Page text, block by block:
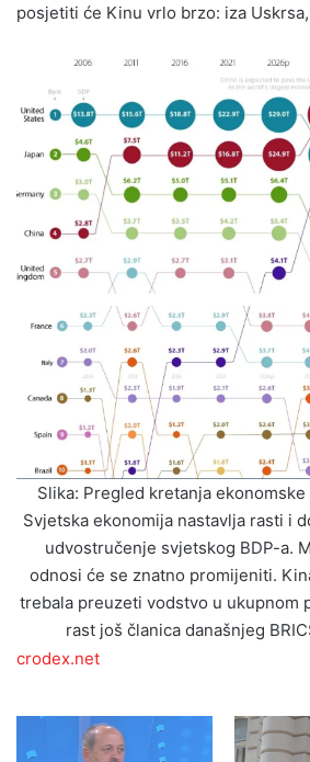
posjetiti će Kinu vrlo brzo: iza Uskrsa,
Slika: Pregled kretanja
Svjetska ekonomija nastavlja rasti i
udvostručenje svjetskog BDP-a.
odnosi će se znatno promijeniti.
trebala preuzeti vodstvo u ukupnom
rast još članica današnjeg
crodex.net